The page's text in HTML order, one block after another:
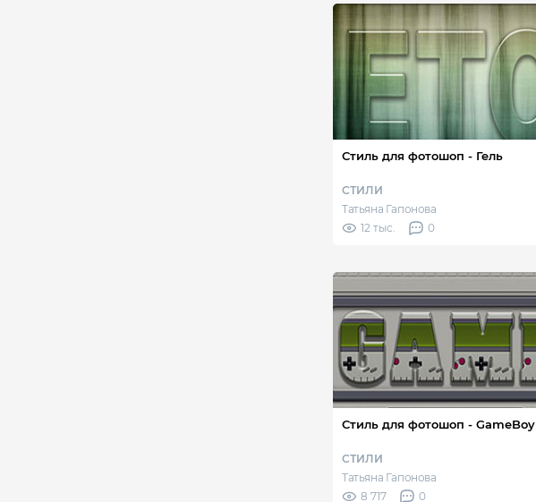
Стиль для фотошоп - Гель
СТИЛИ
Татьяна Гапонова
12 тыс.
0
Стиль для фотошоп - GameBoy
СТИЛИ
Татьяна Гапонова
8 717
0